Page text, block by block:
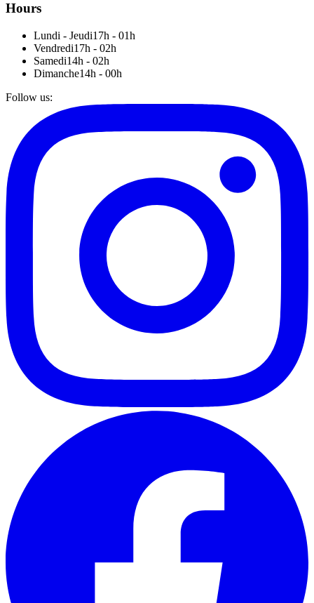
Hours
Lundi - Jeudi17h - 01h
Vendredi17h - 02h
Samedi14h - 02h
Dimanche14h - 00h
Follow us: